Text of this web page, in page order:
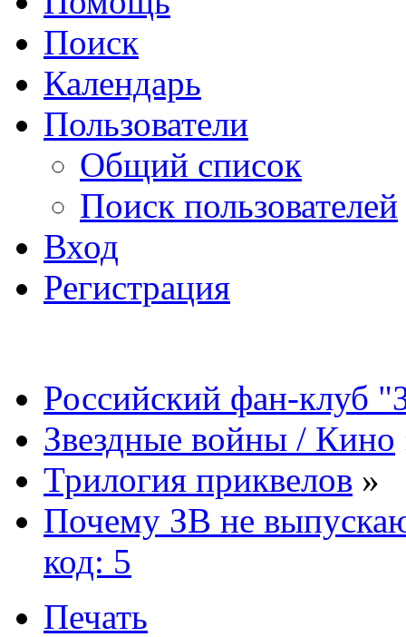
Поиск
Календарь
Пользователи
Общий список
Поиск пользователей
Вход
Регистрация
Российский фан-клуб
Звездные войны / Кино
Трилогия приквелов »
Почему ЗВ не
код: 5
Печать